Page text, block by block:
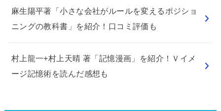
麻生陽平著「小さな会社がルールを変えるポジショ
ニングの教科書」を紹介！口コミ評価も
村上龍一+村上天晴 著「記憶漫画」を紹介！Ｖイメ
ージ記憶術を読んだ感想も